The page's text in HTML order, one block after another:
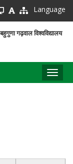
Language
विश्वविद्यालय